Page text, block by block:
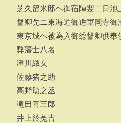
芝久留米邸ヘ御宿陣翌二日池
督卿先ニ東海道御進軍同寺御
東京城ヘ被為入御総督卿供奉
弊藩士八名
津川織女
佐藤猪之助
高野助之丞
滝田喜三郎
井上於菟吉